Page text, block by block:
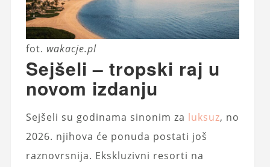
fot. wakacje.pl
Sejšeli – tropski raj u
novom izdanju
Sejšeli su godinama sinonim za luksuz, no
2026. njihova će ponuda postati još
raznovrsnija. Ekskluzivni resorti na